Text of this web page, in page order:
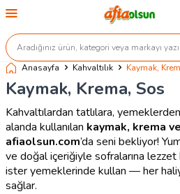
Anasayfa Kahvaltılık Kaymak,
Kaymak, Krema, Sos
Kahvaltılardan tatlılara,
alanda kullanılan kaymak, krema
afiaolsun.com’da seni bekliyor!
ve doğal içeriğiyle sofralarına
ister yemeklerinde kullan — her
sağlar.